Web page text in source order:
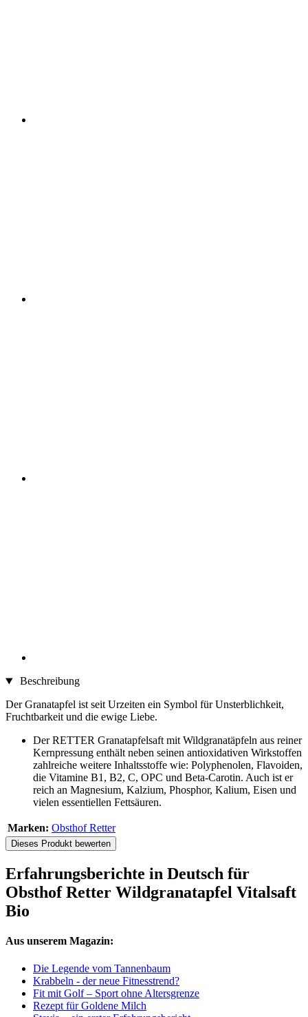
Beschreibung
Der Granatapfel ist seit Urzeiten ein Symbol für Unsterblichkeit,
Fruchtbarkeit und die ewige Liebe.
Der RETTER Granatapfelsaft mit Wildgranatäpfeln aus reiner
Kernpressung enthält neben seinen antioxidativen Wirkstoffen
zahlreiche weitere Inhaltsstoffe wie: Polyphenolen, Flavoiden,
die Vitamine B1, B2, C, OPC und Beta-Carotin. Auch ist er
reich an Magnesium, Kalzium, Phosphor, Kalium, Eisen und
vielen essentiellen Fettsäuren.
Marken: Obsthof Retter
Dieses Produkt bewerten
Erfahrungsberichte in Deutsch für
Obsthof Retter Wildgranatapfel Vitalsaft
Bio
Aus unserem Magazin:
Die Legende vom Tannenbaum
Krabbeln - der neue Fitnesstrend?
Fit mit Golf – Sport ohne Altersgrenze
Rezept für Goldene Milch